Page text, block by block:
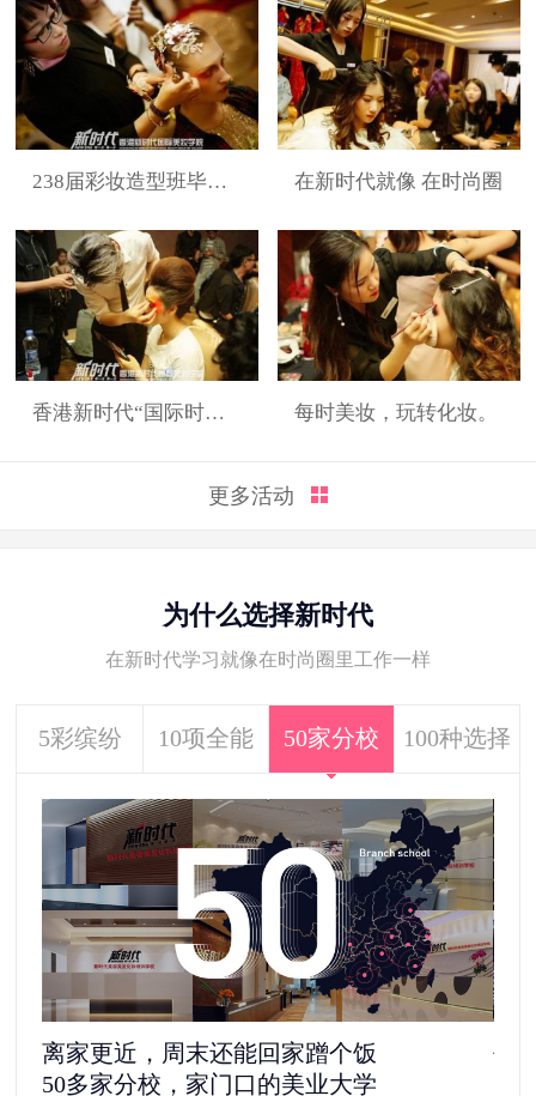
238届彩妆造型班毕业展 在新时代就像 在时尚圈
香港新时代“国际时装周”展演造型 每时美妆，玩转化妆。
更多活动
为什么选择新时代
在新时代学习就像在时尚圈里工作一样
5彩缤纷 10项全能 50家分校 100种选择
离家更近，周末还能回家蹭个饭
50多家分校，家门口的美业大学
去